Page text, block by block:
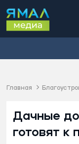
Главная
Дачные
готовят к